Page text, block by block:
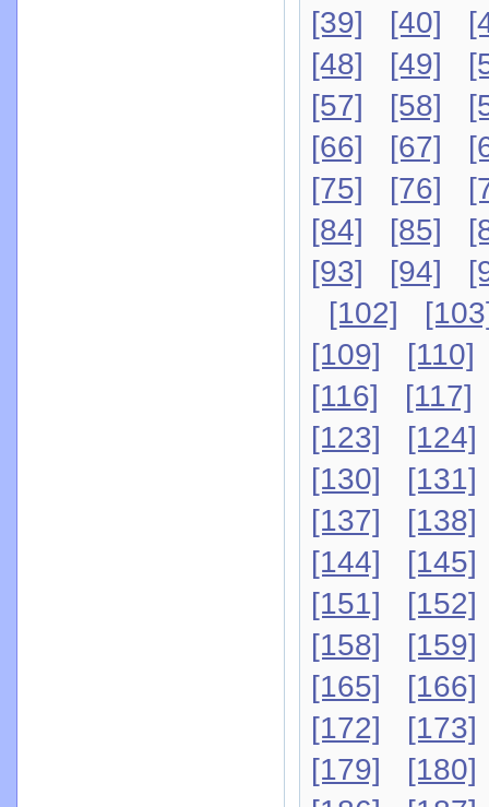
[39]
[40]
[48]
[49]
[57]
[58]
[66]
[67]
[75]
[76]
[84]
[85]
[93]
[94]
[102]
[109]
[110]
[116]
[117]
[123]
[124]
[130]
[131]
[137]
[138]
[144]
[145]
[151]
[152]
[158]
[159]
[165]
[166]
[172]
[173]
[179]
[180]